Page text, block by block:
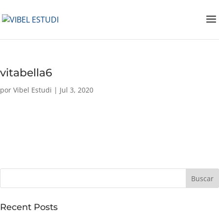
vitabella6
por Vibel Estudi | Jul 3, 2020
Buscar
Recent Posts